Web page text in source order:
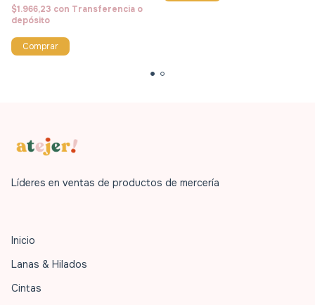
$1.966,23 con Transferencia o
depósito
Comprar
Líderes en ventas de productos de mercería
Inicio
Lanas & Hilados
Cintas